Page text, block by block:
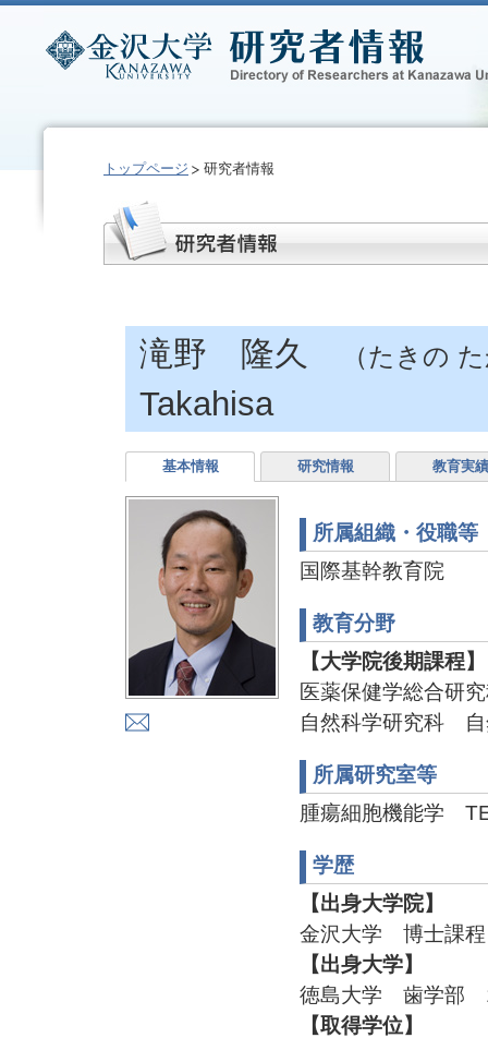
トップページ 研究者情報
滝野 隆久 （たきの
Takahisa
基本情報 研究情報 教育実績
所属組織・役職等
国際基幹教育院
教育分野
【大学院後期課程】
医薬保健学総合研
自然科学研究科 自
所属研究室等
腫瘍細胞機能学
学歴
【出身大学院】
金沢大学 博士課
【出身大学】
徳島大学 歯学部
【取得学位】